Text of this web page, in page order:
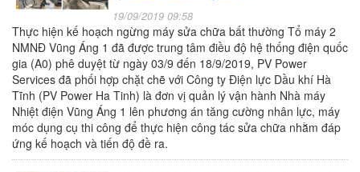
19/09/2019 09:58
Thực hiện kế hoạch ngừng máy sửa chữa bất thường Tổ máy 2
NMNĐ Vũng Áng 1 đã được trung tâm điều độ hệ thống điện quốc
gia (A0) phê duyệt từ ngày 03/9 đến 18/9/2019, PV Power
Services đã phối hợp chặt chẽ với Công ty Điện lực Dầu khí Hà
Tĩnh (PV Power Ha Tinh) là đơn vị quản lý vận hành Nhà máy
Nhiệt điện Vũng Áng 1 lên phương án tăng cường nhân lực, máy
móc dụng cụ thi công để thực hiện công tác sửa chữa nhằm đáp
ứng kế hoạch và tiến độ đề ra.